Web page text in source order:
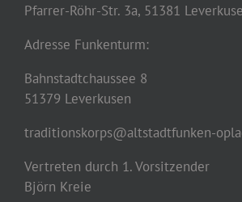
Pfarrer-Röhr-Str. 3a, 51381
Adresse Funkenturm:
Bahnstadtchaussee 8
51379 Leverkusen
traditionskorps@altstadtfunken-
Vertreten durch 1. Vorsitzender
Björn Kreie